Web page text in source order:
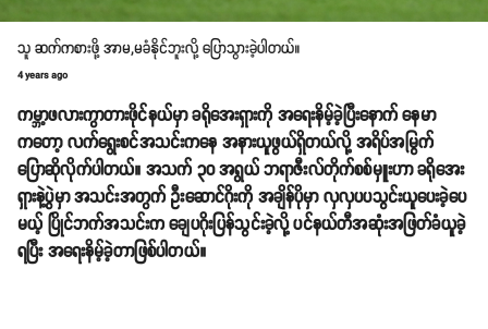
သူ ဆက်ကစားဖို့ အာမ,မခံနိုင်ဘူးလို့ ပြောသွားခဲ့ပါတယ်။
4 years ago
ကမ္ဘာ့ဖလားကွာတားဖိုင်နယ်မှာ ခရိုအေးရှားကို အရေးနိမ့်ခဲ့ပြီးနောက် နေမာ
ကတော့ လက်ရွေးစင်အသင်းကနေ အနားယူဖွယ်ရှိတယ်လို့ အရိပ်အမြွက်
ပြောဆိုလိုက်ပါတယ်။ အသက် ၃၀ အရွယ် ဘရာဇီးလ်တိုက်စစ်မှူးဟာ ခရိုအေး
ရှားနဲ့ပွဲမှာ အသင်းအတွက် ဦးဆောင်ဂိုးကို အချိန်ပိုမှာ လှလှပပသွင်းယူပေးခဲ့ပေ
မယ့် ပြိုင်ဘက်အသင်းက ချေပဂိုးပြန်သွင်းခဲ့လို့ ပင်နယ်တီအဆုံးအဖြတ်ခံယူခဲ့
ရပြီး အရေးနိမ့်ခဲ့တာဖြစ်ပါတယ်။